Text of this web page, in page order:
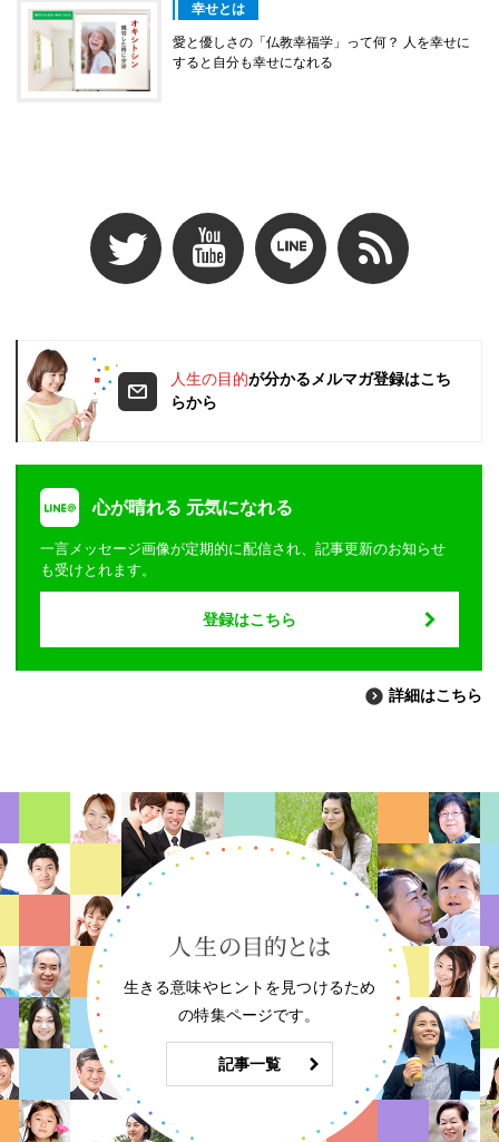
幸せとは
愛と優しさの「仏教幸福学」って何？ 人を幸せに
すると自分も幸せになれる
人生の目的が分かるメルマガ登録はこち
らから
心が晴れる 元気になれる
一言メッセージ画像が定期的に配信され、記事更新のお知らせ
も受けとれます。
登録はこちら
詳細はこちら
生きる意味やヒントを見つけるため
の特集ページです。
記事一覧